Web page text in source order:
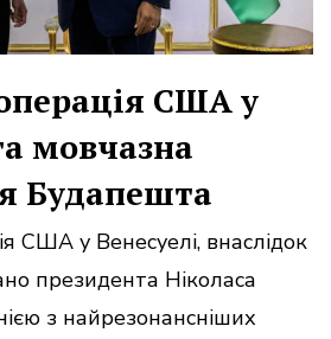
США у
мовчазна
Будапешта
США у Венесуелі, внаслідок
президента Ніколаса
з найрезонансніших